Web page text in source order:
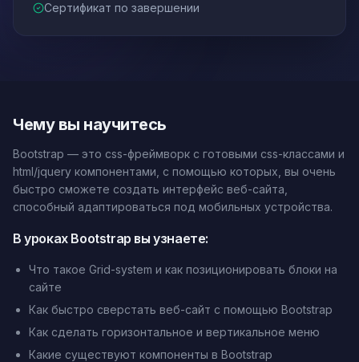
Сертификат по завершении
Чему вы научитесь
Bootstrap — это css-фреймворк с готовыми css-классами и
html/jquery компонентами, с помощью которых, вы очень
быстро сможете создать интерфейс веб-сайта,
способный адаптироваться под мобильных устройства.
В уроках Bootstrap вы узнаете:
Что такое Grid-system и как позиционировать блоки на
сайте
Как быстро сверстать веб-сайт с помощью Bootstrap
Как сделать горизонтальное и вертикальное меню
Какие существуют компоненты в Bootstrap